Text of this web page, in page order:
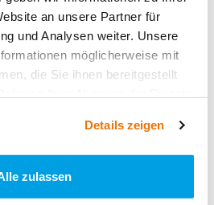
an unsere Partner für
und Analysen weiter. Unsere
möglicherweise mit
die Sie ihnen bereitgestellt
Details zeigen
zulassen